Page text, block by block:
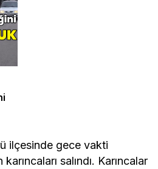
ilçesinde gece vakti
salındı. Karıncalar